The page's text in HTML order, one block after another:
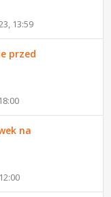
13:59
przed
na